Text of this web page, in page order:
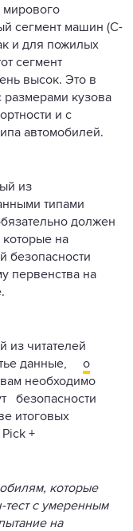
мирового
сегмент машин (С-
и для пожилых
сегмент
высок. Это в
размерами кузова
и с
автомобилей.
из
типами
должен
которые на
безопасности
первенства на
из читателей
данные, о
необходимо
безопасности
итоговых
+
которые
с умеренным
на